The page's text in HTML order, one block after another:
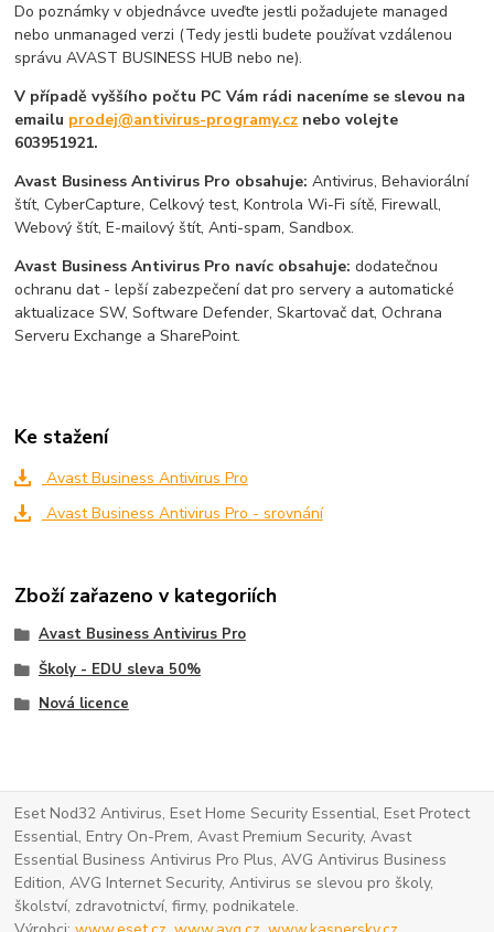
Do poznámky v objednávce uveďte jestli požadujete managed
nebo unmanaged verzi (Tedy jestli budete používat vzdálenou
správu AVAST BUSINESS HUB nebo ne).
V případě vyššího počtu PC Vám rádi naceníme se slevou na
emailu prodej@antivirus-programy.cz nebo volejte
603951921.
Avast Business Antivirus Pro obsahuje: Antivirus, Behaviorální
štít, CyberCapture, Celkový test, Kontrola Wi-Fi sítě, Firewall,
Webový štít, E-mailový štít, Anti-spam, Sandbox.
Avast Business Antivirus Pro navíc obsahuje: dodatečnou
ochranu dat - lepší zabezpečení dat pro servery a automatické
aktualizace SW, Software Defender, Skartovač dat, Ochrana
Serveru Exchange a SharePoint.
Ke stažení
Avast Business Antivirus Pro
Avast Business Antivirus Pro - srovnání
Zboží zařazeno v kategoriích
Avast Business Antivirus Pro
Školy - EDU sleva 50%
Nová licence
Eset Nod32 Antivirus, Eset Home Security Essential, Eset Protect
Essential, Entry On-Prem, Avast Premium Security, Avast
Essential Business Antivirus Pro Plus, AVG Antivirus Business
Edition, AVG Internet Security, Antivirus se slevou pro školy,
školství, zdravotnictví, firmy, podnikatele.